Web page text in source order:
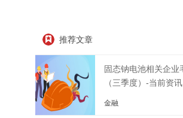
推荐文章
固态钠电池相关企业
（三季度）-当前资讯
金融